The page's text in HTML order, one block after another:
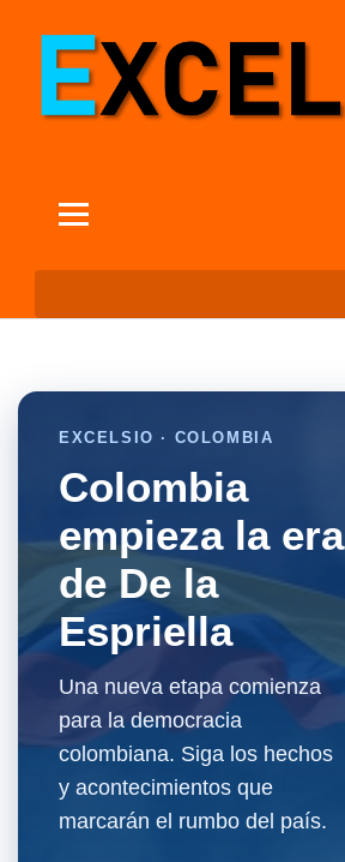
EXCELSIO · COLOMBIA
Colombia
empieza la era
de De la
Espriella
Una nueva etapa comienza
para la democracia
colombiana. Siga los hechos
y acontecimientos que
marcarán el rumbo del país.